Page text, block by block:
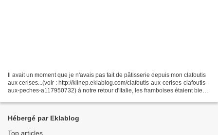
Il avait un moment que je n'avais pas fait de pâtisserie depuis mon clafoutis
aux cerises...(voir : http://klinep.eklablog.com/clafoutis-aux-cerises-clafoutis-
aux-peches-a117950732) à notre retour d'Italie, les framboises étaient bien
Hébergé par Eklablog
Top articles